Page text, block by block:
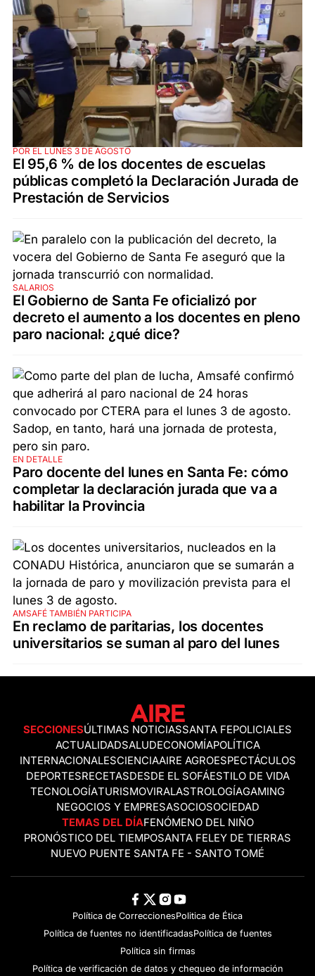
POR EL LUNES 3 DE AGOSTO
El 95,6 % de los docentes de escuelas
públicas completó la Declaración Jurada de
Prestación de Servicios
SALARIOS
El Gobierno de Santa Fe oficializó por
decreto el aumento a los docentes en pleno
paro nacional: ¿qué dice?
EN DETALLE
Paro docente del lunes en Santa Fe: cómo
completar la declaración jurada que va a
habilitar la Provincia
AMSAFÉ TAMBIÉN PARTICIPA
En reclamo de paritarias, los docentes
universitarios se suman al paro del lunes
SECCIONESÚLTIMAS NOTICIASSANTA FEPOLICIALES
ACTUALIDADSALUDECONOMÍAPOLÍTICA
INTERNACIONALESCIENCIAAIRE AGROESPECTÁCULOS
DEPORTESRECETASDESDE EL SOFÁESTILO DE VIDA
TECNOLOGÍATURISMOVIRALASTROLOGÍAGAMING
NEGOCIOS Y EMPRESASOCIOSOCIEDAD
TEMAS DEL DÍAFENÓMENO DEL NIÑO
PRONÓSTICO DEL TIEMPOSANTA FELEY DE TIERRAS
NUEVO PUENTE SANTA FE - SANTO TOMÉ
Política de CorreccionesPolitica de Ética
Política de fuentes no identificadasPolítica de fuentes
Política sin firmas
Política de verificación de datos y chequeo de información